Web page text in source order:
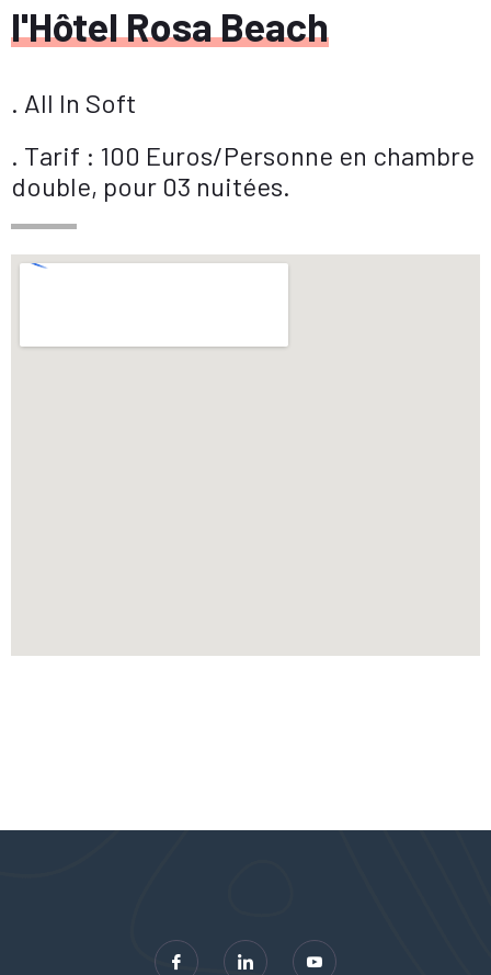
l'Hôtel Rosa Beach
. All In Soft
. Tarif : 100 Euros/Personne en chambre
double, pour 03 nuitées.